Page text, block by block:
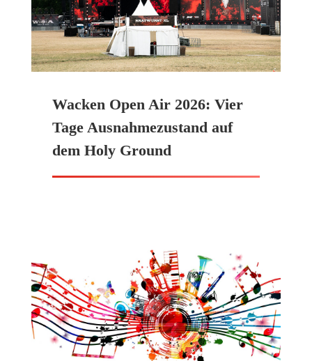
Wacken Open Air 2026: Vier
Tage Ausnahmezustand auf
dem Holy Ground